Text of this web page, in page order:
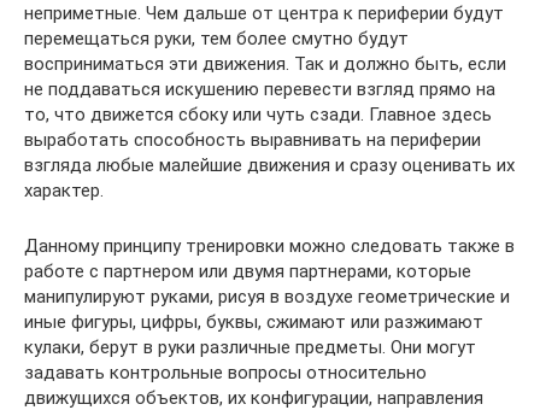
неприметные. Чем дальше от центра к периферии будут
перемещаться руки, тем более смутно будут
восприниматься эти движения. Так и должно быть, если
не поддаваться искушению перевести взгляд прямо на
то, что движется сбоку или чуть сзади. Главное здесь
выработать способность выравнивать на периферии
взгляда любые малейшие движения и сразу оценивать их
характер.
Данному принципу тренировки можно следовать также в
работе с партнером или двумя партнерами, которые
манипулируют руками, рисуя в воздухе геометрические и
иные фигуры, цифры, буквы, сжимают или разжимают
кулаки, берут в руки различные предметы. Они могут
задавать контрольные вопросы относительно
движущихся объектов, их конфигурации, направления